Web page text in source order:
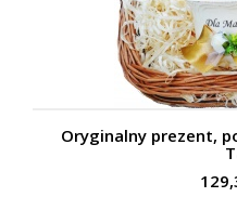
Oryginalny prezent,